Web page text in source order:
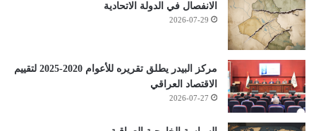
الانفصال في الدولة الاتحادية
2026-07-29
مركز البيدر يطلق تقريره للأعوام 2020-2025 لتقييم
الاقتصاد العراقي
2026-07-27